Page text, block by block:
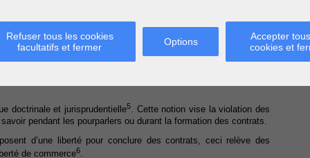
Refuser tous les cookies
facultatifs et fermer
Options
Accepter
cookies et
que Madame O. aurait été de mauvaise foi dans la rupture des
savoir aux demandeurs, par courrier du 30 novembre 2009 et
un ami entrepreneur, qu’elle n’était plus intéressée dans la
la demande des vendeurs comme étant non fondée.
doctrinale et jurisprudentielle5. Cette notion vise la violation des
pendant les pourparlers ou durant la formation des contrats.
d’une liberté pour conclure des contrats, ceci relève des
de commerce6.